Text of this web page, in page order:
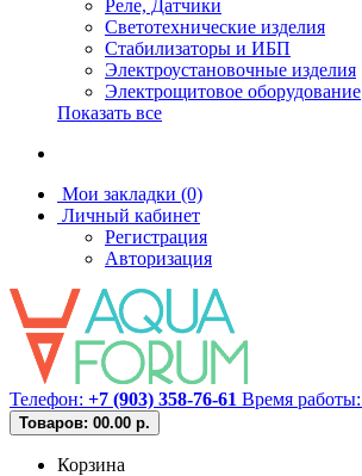
Реле, Датчики
Светотехнические изделия
Стабилизаторы и ИБП
Электроустановочные изделия
Электрощитовое оборудование
Показать все
Мои закладки (0)
Личный кабинет
Регистрация
Авторизация
Телефон: +7 (903) 358-76-61 Время работы:
Товаров: 00.00 р.
Корзина